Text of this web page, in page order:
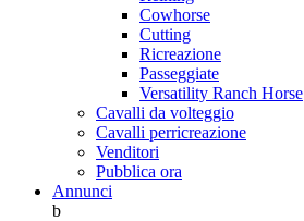
Cowhorse
Cutting
Ricreazione
Passeggiate
Versatility Ranch Horse
Cavalli da volteggio
Cavalli perricreazione
Venditori
Pubblica ora
Annunci
b